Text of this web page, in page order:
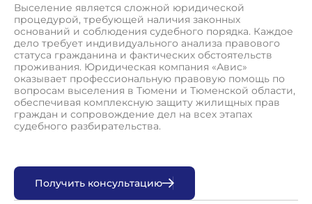
Выселение является сложной юридической
процедурой, требующей наличия законных
оснований и соблюдения судебного порядка. Каждое
дело требует индивидуального анализа правового
статуса гражданина и фактических обстоятельств
проживания. Юридическая компания «Авис»
оказывает профессиональную правовую помощь по
вопросам выселения в Тюмени и Тюменской области,
обеспечивая комплексную защиту жилищных прав
граждан и сопровождение дел на всех этапах
судебного разбирательства.
Получить консультацию